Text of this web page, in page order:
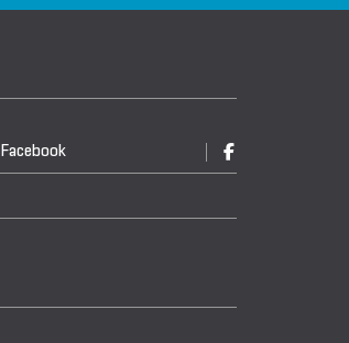
Facebook